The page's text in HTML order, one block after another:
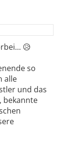
😥
so
alle
und das
bekannte